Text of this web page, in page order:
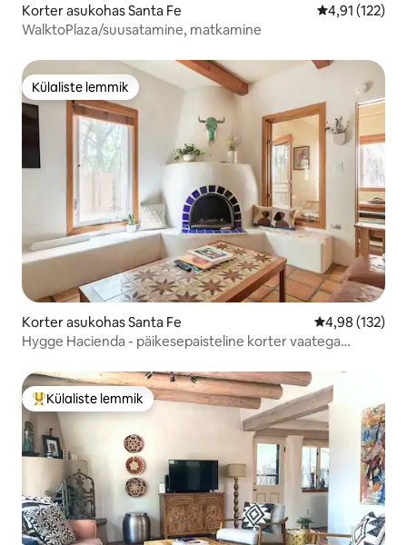
Korter asukohas Santa Fe Keskmine
4,91 (122)
WalktoPlaza/suusatamine, matkamine
Külaliste lemmik
Külaliste lemmik
Korter asukohas Santa Fe Keskmine
4,98 (132)
Hygge Hacienda - päikesepaisteline korter vaatega
Külaliste suur lemmik
Külaliste lemmik